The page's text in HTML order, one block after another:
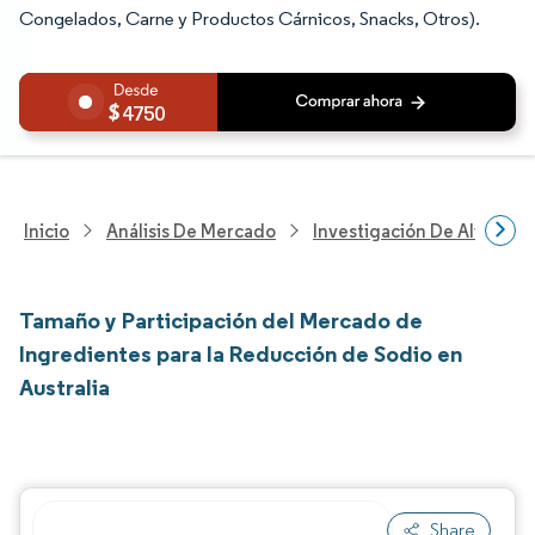
Congelados, Carne y Productos Cárnicos, Snacks, Otros).
4750
Inicio Análisis De Mercado Investigación De
Tamaño y Participación del Mercado de
Ingredientes para la Reducción de Sodio en
Australia
Share